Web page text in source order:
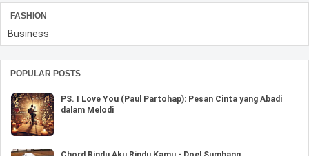
FASHION
Business
POPULAR POSTS
PS. I Love You (Paul Partohap): Pesan Cinta yang Abadi
dalam Melodi